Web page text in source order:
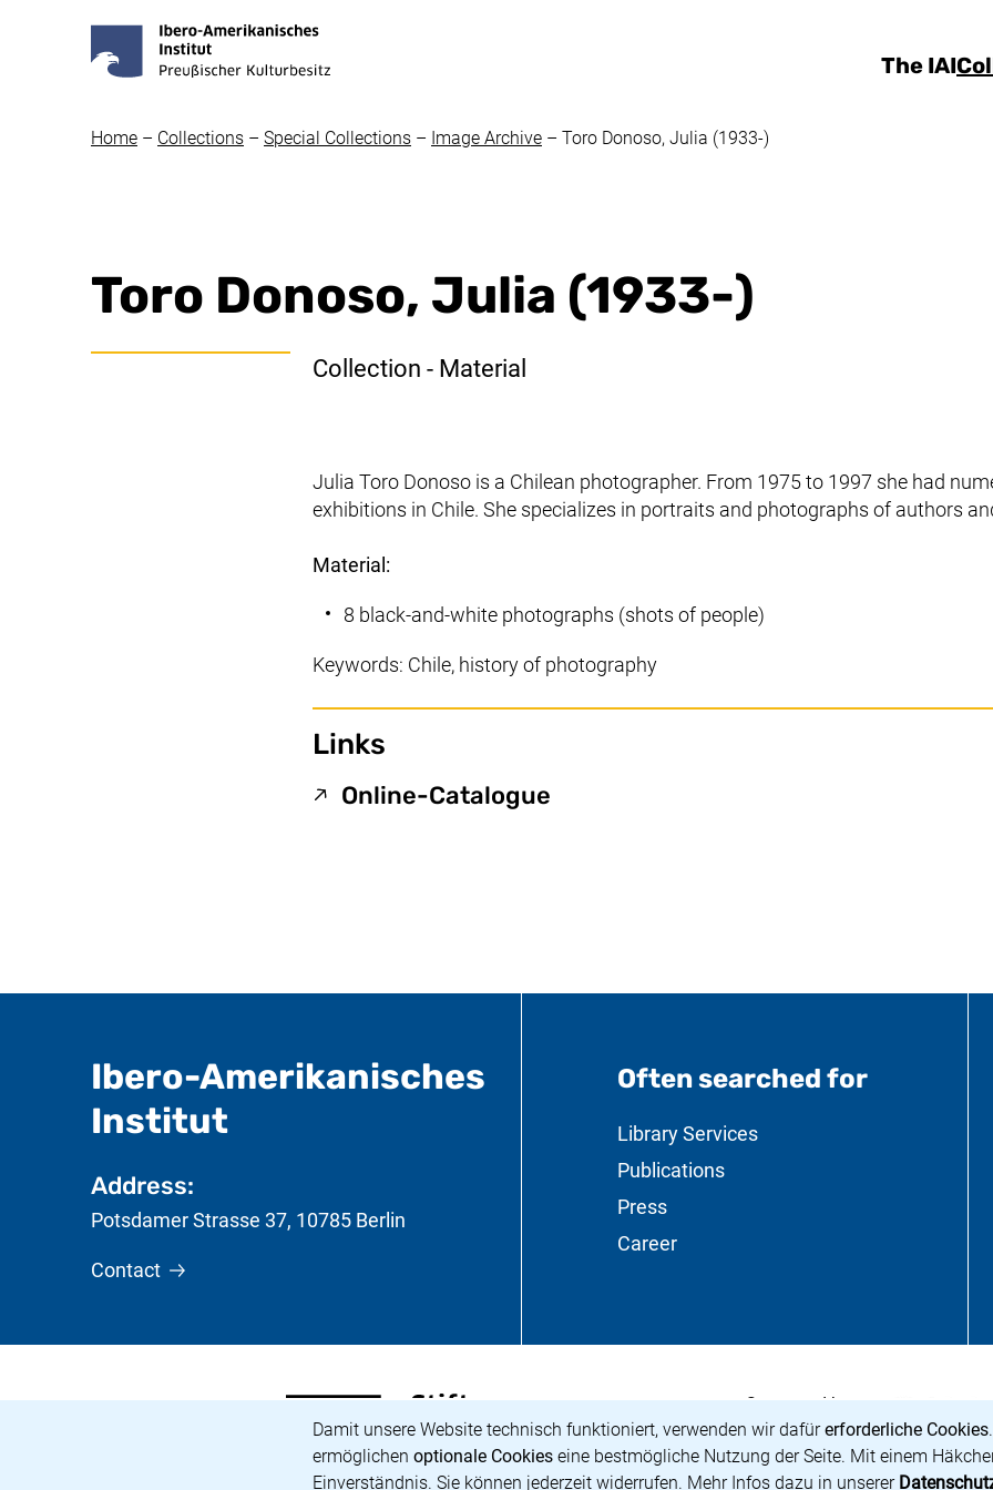
Damit unsere Website technisch funktioniert, verwenden wir dafürerforderliche Cookies
ermöglichen optionale Cookies eine bestmögliche Nutzung der Seite. Mit einem
Einverständnis. Sie können jederzeit widerrufen. Mehr Infos dazu in unserer
The IAI
Home – Collections – Special Collections – Image Archive – Toro Donoso, Julia (1933-)
Toro Donoso, Julia (1933-)
Collection - Material
Julia Toro Donoso is a Chilean photographer. From 1975 to 1997 she had
exhibitions in Chile. She specializes in portraits and photographs of authors
Material:
8 black-and-white photographs (shots of people)
Keywords: Chile, history of photography
Links
Online-Catalogue
Ibero-Amerikanisches
Institut- useful information
Address:
Potsdamer Strasse 37, 10785 Berlin
Contact
Often searched for
Library Services
Publications
Press
Career
<span lang="de">Stiftung Preußischer Kulturbesitz</span>
(external link, opens in a new window) Supported by: